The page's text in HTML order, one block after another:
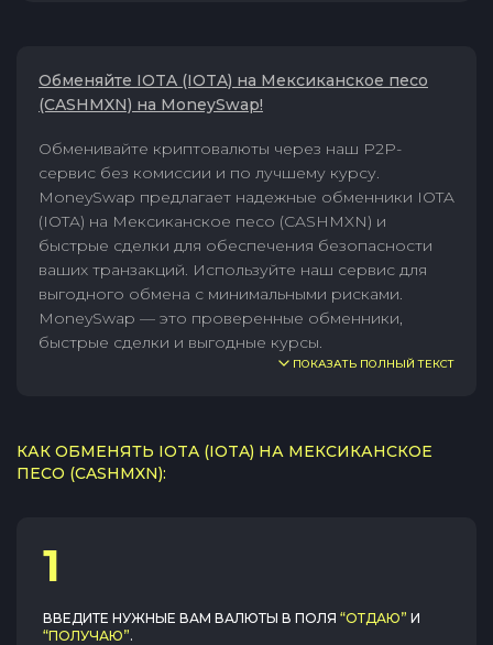
Обменяйте IOTA (IOTA) на Мексиканское песо
(CASHMXN) на MoneySwap!
Обменивайте криптовалюты через наш P2P-
сервис без комиссии и по лучшему курсу.
MoneySwap предлагает надежные обменники IOTA
(IOTA) на Мексиканское песо (CASHMXN) и
быстрые сделки для обеспечения безопасности
ваших транзакций. Используйте наш сервис для
выгодного обмена с минимальными рисками.
MoneySwap — это проверенные обменники,
быстрые сделки и выгодные курсы.
ПОКАЗАТЬ ПОЛНЫЙ ТЕКСТ
КАК ОБМЕНЯТЬ IOTA (IOTA) НА МЕКСИКАНСКОЕ
ПЕСО (CASHMXN):
1
ВВЕДИТЕ НУЖНЫЕ ВАМ ВАЛЮТЫ В ПОЛЯ “ОТДАЮ” И
“ПОЛУЧАЮ”.